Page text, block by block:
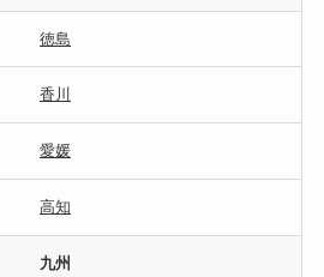
徳島
香川
愛媛
高知
九州